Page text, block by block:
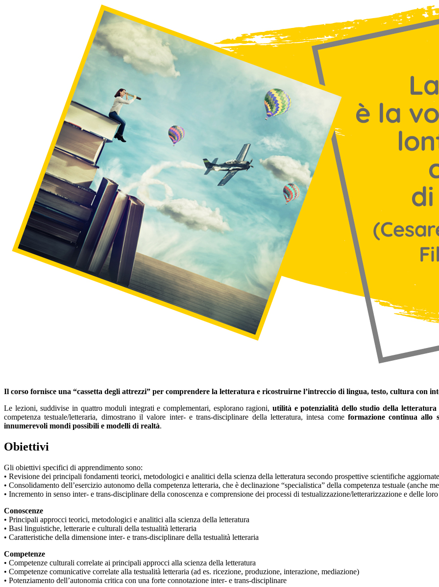
Il corso fornisce una “cassetta degli attrezzi” per comprendere la letteratura e ricostruirne l’intreccio di lingua, testo, cultura con
Le lezioni, suddivise in quattro moduli integrati e complementari, esplorano ragioni, utilità e potenzialità dello studio della letteratura
competenza testuale/letteraria, dimostrano il valore inter- e trans-disciplinare della letteratura, intesa come formazione continua allo
innumerevoli mondi possibili e modelli di realtà.
Obiettivi
Gli obiettivi specifici di apprendimento sono:
• Revisione dei principali fondamenti teorici, metodologici e analitici della scienza della letteratura secondo prospettive scientifiche aggiornate
• Consolidamento dell’esercizio autonomo della competenza letteraria, che è declinazione “specialistica” della competenza testuale (anche
• Incremento in senso inter- e trans-disciplinare della conoscenza e comprensione dei processi di testualizzazione/letterarizzazione e delle
Conoscenze
• Principali approcci teorici, metodologici e analitici alla scienza della letteratura
• Basi linguistiche, letterarie e culturali della testualità letteraria
• Caratteristiche della dimensione inter- e trans-disciplinare della testualità letteraria
Competenze
• Competenze culturali correlate ai principali approcci alla scienza della letteratura
• Competenze comunicative correlate alla testualità letteraria (ad es. ricezione, produzione, interazione, mediazione)
• Potenziamento dell’autonomia critica con una forte connotazione inter- e trans-disciplinare